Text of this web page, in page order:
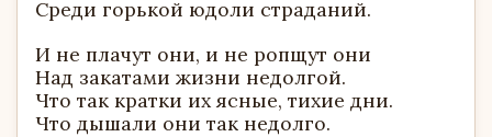
Среди горькой юдоли страданий.
И не плачут они, и не ропщут они
Над закатами жизни недолгой.
Что так кратки их ясные, тихие дни.
Что дышали они так недолго.